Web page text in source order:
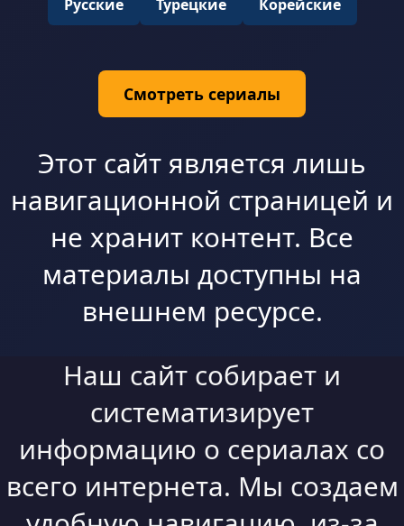
Русские Турецкие Корейские
Смотреть сериалы
Этот сайт является лишь
навигационной страницей и
не хранит контент. Все
материалы доступны на
внешнем ресурсе.
Наш сайт собирает и
систематизирует
информацию о сериалах со
всего интернета. Мы создаем